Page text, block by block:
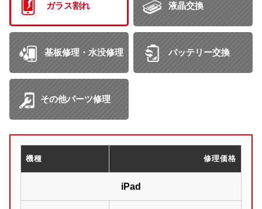
ガラス割れ 液晶交換
基板修理・水没修理 バッテリー交換
その他パーツ修理
機種 修理価格
iPad